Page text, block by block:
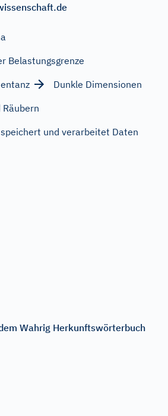
Belastungsgrenze
Dunkle Dimensionen
und verarbeitet Daten
Wahrig Herkunftswörterbuch